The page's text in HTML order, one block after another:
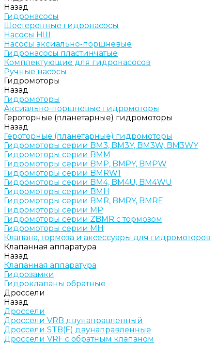
Назад
Гидронасосы
Шестеренные гидронасосы
Насосы НШ
Насосы аксиально-поршневые
Гидронасосы пластинчатые
Комплектующие для гидронасосов
Ручные насосы
Гидромоторы
Назад
Гидромоторы
Аксиально-поршневые гидромоторы
Героторные (планетарные) гидромоторы
Назад
Героторные (планетарные) гидромоторы
Гидромоторы серии BM3, BM3Y, BM3W, BM3WY
Гидромоторы серии BMM
Гидромоторы серии BMP, BMPY, BMPW
Гидромоторы серии BMRW1
Гидромоторы серии BМ4, BM4U, BМ4WU
Гидромоторы серии BМH
Гидромоторы серии BМR, BMRY, BМRE
Гидромоторы серии MP
Гидромоторы серии ZBMR с тормозом
Гидромоторы серии МH
Клапана, тормоза и аксессуары для гидромоторов
Клапанная аппаратура
Назад
Клапанная аппаратура
Гидрозамки
Гидроклапаны обратные
Дроссели
Назад
Дроссели
Дроссели VRB двунаправленный
Дроссели STB(F) двунаправленные
Дроссели VRF с обратным клапаном